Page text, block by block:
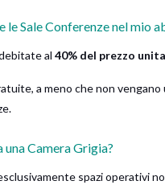
Sale Conferenze nel mio
al 40% del prezzo
a meno che non
Camera Grigia?
spazi operativi